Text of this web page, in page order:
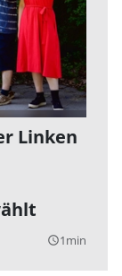
Linken
query_builder1min